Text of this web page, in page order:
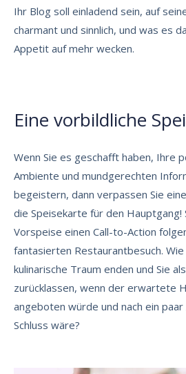
Ihr Blog soll einladend sein, auf
charmant und sinnlich, und was es
Appetit auf mehr wecken.
Eine vorbildliche
Wenn Sie es geschafft haben, Ihre
Ambiente und mundgerechten
begeistern, dann verpassen Sie
die Speisekarte für den Hauptgang!
Vorspeise einen Call-to-Action
fantasierten Restaurantbesuch.
kulinarische Traum enden und Sie
zurücklassen, wenn der erwartete
angeboten würde und nach ein
Schluss wäre?